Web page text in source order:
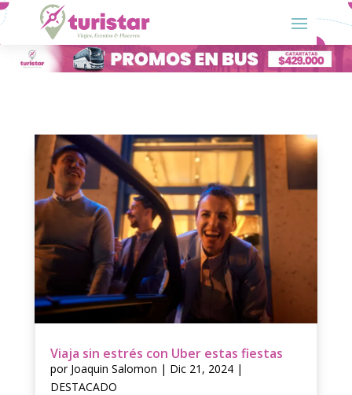
Viaja sin estrés con Uber estas fiestas
por Joaquin Salomon | Dic 21, 2024|
DESTACADO